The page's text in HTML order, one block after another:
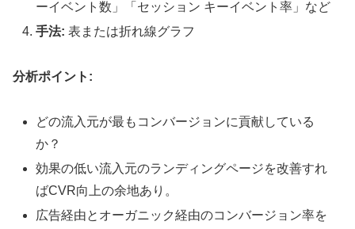
ーイベント数」「セッション キーイベント率」など
手法: 表または折れ線グラフ
分析ポイント:
どの流入元が最もコンバージョンに貢献している
か？
効果の低い流入元のランディングページを改善すれ
ばCVR向上の余地あり。
広告経由とオーガニック経由のコンバージョン率を